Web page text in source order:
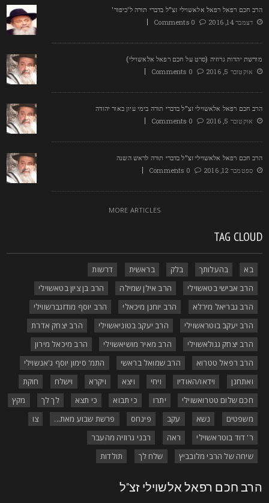
חכם רפאל רפאל אלאשוילי זצ"ל בדברי תורה ל'כיפור'
דצמבר 14, 2016
0 Comments
יהדות גרוזיה (סרט על חכם רפאל אלאשוילי)
אוקטובר 5, 2016
0 Comments
חכם רפאל אלאשוילי זצ"ל בדברי תורה בימי עיון באור יהודה
אוקטובר 5, 2016
0 Comments
חכם רפאל אלאשוילי זצ"ל בדברי תורה לראש השנה
ספטמבר 12, 2016
0 Comments
MORE ARTICLES
TAG
בא בהעלותך בלק בראשית
דרשות
הרב אבישי בטאשוילי
הרב אילן שמילה
הרב בן ציון בטאשוילי
הרב גבריאל מירלא
הרב יוחנן מיכאלי
הרב יוסף מודזגברשווילי
הרב יעקב בוטראשוילי
הרב יעקב בטוניאשוילי
הרב יצחק אדרת
הרב יצחק גגולאשוילי
הרב מאיר מושיאשוילי
הרב מיכאל מירון
הרב רפאל טטרוא
הרב שמואל בראשי
התמ' סימון יוסף ג'אנשוילי
ואתחנן
וידאו/האודיו ויחי ויצא ויקרא וישלח
חוקת
חכם שלום טטרואשוילי
יתרו כי תבוא כי תצא לך לך
מקץ
משפטים
נשא עקב פינחס פרשת שבוע מאת...
ר' דוד בוטראשוילי
ראה
רבני גרוזיה מהעבר
שיחה של הרבי מלובביץ
שלח לך תולדות
חכם רפאל אלשוילי זצ"ל